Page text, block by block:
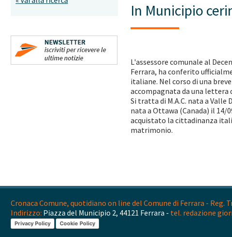
In Municipio
L'assessore comunale al
Ferrara, ha conferito
italiane. Nel corso di una
accompagnata da una lettera
Si tratta di M.A.C. nata a Valle
nata a Ottawa (Canada) il 14/
acquistato la cittadinanza
matrimonio.
Cronaca Comune, quotidiano on line del Comune di Ferrara - Reg.
Indirizzo: Piazza del Municipio 2, 44121 Ferrara - tel. redazione
Privacy Policy Cookie Policy